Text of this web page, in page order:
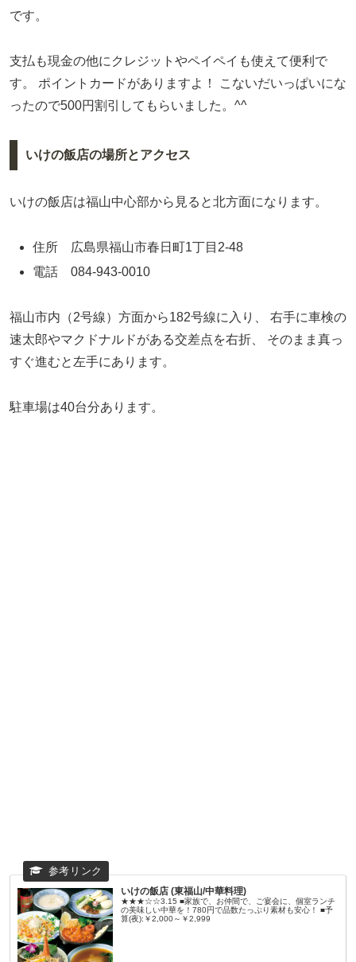
です。
支払も現金の他にクレジットやペイペイも使えて便利で
す。
ポイントカードがありますよ！
こないだいっぱいにな
ったので500円割引してもらいました。^^
いけの飯店の場所とアクセス
いけの飯店は福山中心部から見ると北方面になります。
住所 広島県福山市春日町1丁目2-48
電話 084-943-0010
福山市内（2号線）方面から182号線に入り、
右手に車検の
速太郎やマクドナルドがある交差点を右折、
そのまま真っ
すぐ進むと左手にあります。
駐車場は40台分あります。
いけの飯店 (東福山/中華料理)
★★★☆☆3.15 ■家族で、お仲間で、ご宴会に、個室ランチ
の美味しい中華を！780円で品数たっぷり素材も安心！ ■予
算(夜):￥2,000～￥2,999